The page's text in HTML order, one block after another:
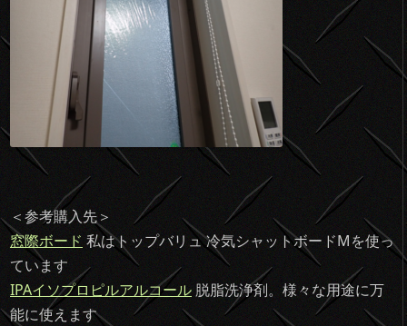
＜参考購入先＞
窓際ボード 私はトップバリュ 冷気シャットボードMを使っ
ています
IPAイソプロピルアルコール脱脂洗浄剤。様々な用途に万
能に使えます